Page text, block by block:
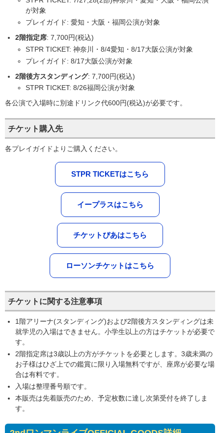
が対象
プレイガイド: 愛知・大阪・福岡公演が対象
2階指定席: 7,700円(税込)
STPR TICKET: 神奈川・8/4愛知・8/17大阪公演が対象
プレイガイド: 8/17大阪公演が対象
2階後方スタンディング: 7,700円(税込)
STPR TICKET: 8/26福岡公演が対象
各公演で入場時に別途ドリンク代600円(税込)が必要です。
チケット購入先
各プレイガイドよりご購入ください。
STPR TICKETはこちら
イープラスはこちら
チケットぴあはこちら
ローソンチケットはこちら
チケットに関する注意事項
1階アリーナ(スタンディング)および2階後方スタンディングは未
就学児の入場はできません。小学生以上の方はチケットが必要で
す。
2階指定席は3歳以上の方がチケットを必要とします。3歳未満の
お子様はひざ上での鑑賞に限り入場無料ですが、座席が必要な場
合は有料です。
入場は整理番号順です。
本販売は先着販売のため、予定枚数に達し次第受付を終了しま
す。